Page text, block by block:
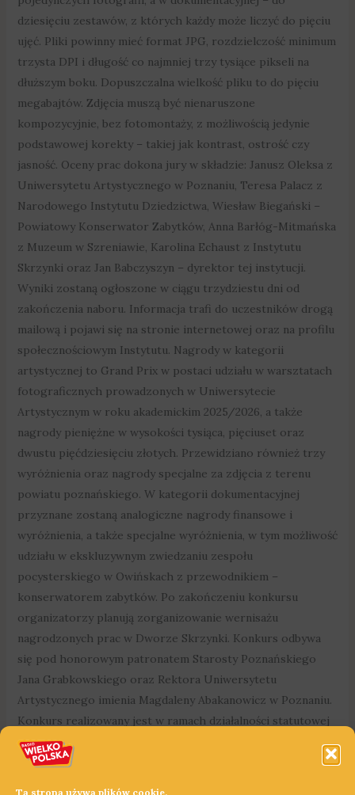
Ta strona używa plików cookie.
dziesięciu zestawów, z których każdy może liczyć do pięciu
ujęć. Pliki powinny mieć format JPG, rozdzielczość minimum
trzysta DPI i długość co najmniej trzy tysiące pikseli na
dłuższym boku. Dopuszczalna wielkość pliku to do pięciu
megabajtów. Zdjęcia muszą być nienaruszone
kompozycyjnie, bez fotomontaży, z możliwością jedynie
podstawowej korekty – takiej jak kontrast, ostrość czy
jasność. Oceny prac dokona jury w składzie: Janusz Oleksa z
Uniwersytetu Artystycznego w Poznaniu, Teresa Palacz z
Narodowego Instytutu Dziedzictwa, Wiesław Biegański –
Powiatowy Konserwator Zabytków, Anna Barłóg-Mitmańska
z Muzeum w Szreniawie, Karolina Echaust z Instytutu
Skrzynki oraz Jan Babczyszyn – dyrektor tej instytucji.
Wyniki zostaną ogłoszone w ciągu trzydziestu dni od
zakończenia naboru. Informacja trafi do uczestników drogą
mailową i pojawi się na stronie internetowej oraz na profilu
społecznościowym Instytutu. Nagrody w kategorii
artystycznej to Grand Prix w postaci udziału w warsztatach
fotograficznych prowadzonych w Uniwersytecie
Artystycznym w roku akademickim 2025/2026, a także
nagrody pieniężne w wysokości tysiąca, pięciuset oraz
dwustu pięćdziesięciu złotych. Przewidziano również trzy
wyróżnienia oraz nagrody specjalne za zdjęcia z terenu
powiatu poznańskiego. W kategorii dokumentacyjnej
przyznane zostaną analogiczne nagrody finansowe i
wyróżnienia, a także specjalne wyróżnienia, w tym możliwość
udziału w ekskluzywnym zwiedzaniu zespołu
pocysterskiego w Owińskach z przewodnikiem –
konserwatorem zabytków. Po zakończeniu konkursu
organizatorzy planują zorganizowanie wernisażu
nagrodzonych prac w Dworze Skrzynki. Konkurs odbywa
się pod honorowym patronatem Starosty Poznańskiego
Jana Grabkowskiego oraz Rektora Uniwersytetu
Artystycznego imienia Magdaleny Abakanowicz w Poznaniu.
Konkurs realizowany jest w ramach działalności statutowej
Instytutu Skrzynki, który zajmuje się dokumentowaniem
dziedzictwa kulturowego Wielkopolski. Partnerami są